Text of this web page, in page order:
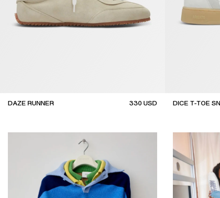
DAZE RUNNER 330USD DICE T-TOE